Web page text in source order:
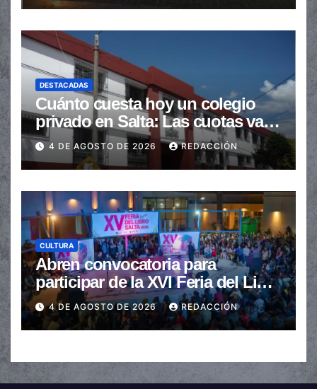
DESTACADAS
Cuánto cuesta hoy un colegio
privado en Salta: Las cuotas van
de $110.000 a más de $600.000
4 DE AGOSTO DE 2026 REDACCIÓN
CULTURA
Abren convocatoria para
participar de la XVI Feria del Libro
de Salta
4 DE AGOSTO DE 2026 REDACCIÓN